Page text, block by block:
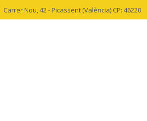
Carrer Nou, 42 - Picassent (València) CP: 46220